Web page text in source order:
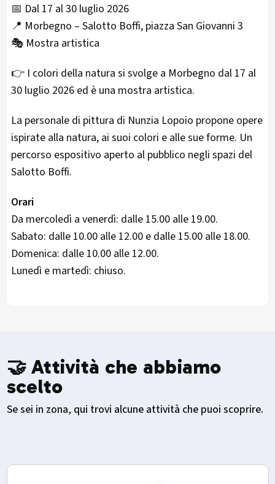
📅 Dal 17 al 30 luglio 2026
📍 Morbegno – Salotto Boffi, piazza San Giovanni 3
🎭 Mostra artistica
👉 I colori della natura si svolge a Morbegno dal 17 al
30 luglio 2026 ed è una mostra artistica.
La personale di pittura di Nunzia Lopoio propone opere
ispirate alla natura, ai suoi colori e alle sue forme. Un
percorso espositivo aperto al pubblico negli spazi del
Salotto Boffi.
Orari
Da mercoledì a venerdì: dalle 15.00 alle 19.00.
Sabato: dalle 10.00 alle 12.00 e dalle 15.00 alle 18.00.
Domenica: dalle 10.00 alle 12.00.
Lunedì e martedì: chiuso.
🤝 Attività che abbiamo
scelto
Se sei in zona, qui trovi alcune attività che puoi scoprire.